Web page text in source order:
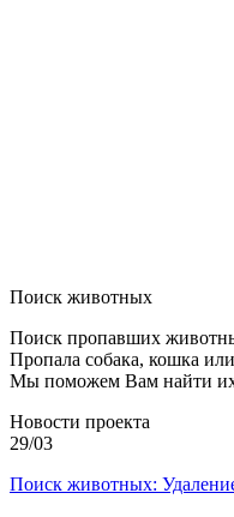
Поиск животных
Поиск пропавших
Пропала собака, кошка
Мы поможем Вам найти
Новости проекта
29/03
Поиск животных: